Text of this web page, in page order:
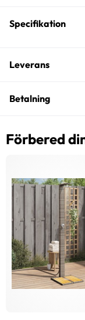
Specifikation
Leverans
Betalning
Förbered